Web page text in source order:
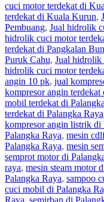
cuci motor terdekat di
terdekat di Kuala Kurun,
Pembuang, Jual hidrolik
hidrolik cuci motor
terdekat di Pangkalan Bun
Puruk Cahu, Jual hidrolik
hidrolik cuci motor
angin 10 pk, jual
kompresor angin terdekat
mobil terdekat di
terdekat di Palangka Raya
kompresor angin listrik di
Palangka Raya, mesin
Palangka Raya, mesin
semprot motor di
raya, mesin steam motor
Palangka Raya, sampoo
cuci mobil di Palangka